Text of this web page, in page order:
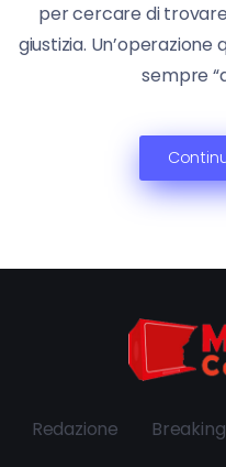
per cercare di
giustizia.
sempre
Redazione